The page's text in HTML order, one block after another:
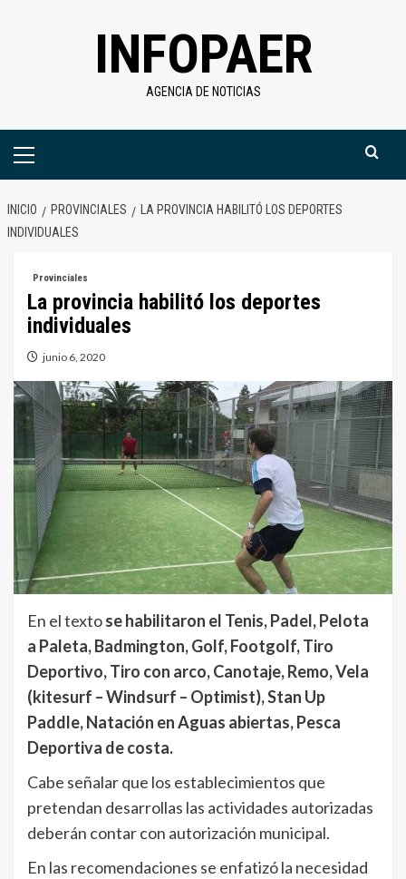
INFOPAER
AGENCIA DE NOTICIAS
Menú
INICIO PROVINCIALES
LA PROVINCIA HABILITÓ LOS DEPORTES
INDIVIDUALES
Provinciales
La provincia habilitó los deportes
individuales
junio 6, 2020
En el textose habilitaron el Tenis, Padel, Pelota
a Paleta, Badmington, Golf, Footgolf, Tiro
Deportivo, Tiro con arco, Canotaje, Remo, Vela
(kitesurf – Windsurf – Optimist), Stan Up
Paddle, Natación en Aguas abiertas, Pesca
Deportiva de costa.
Cabe señalar que los establecimientos que
pretendan desarrollas las actividades autorizadas
deberán contar con autorización municipal.
En las recomendaciones se enfatizó la necesidad